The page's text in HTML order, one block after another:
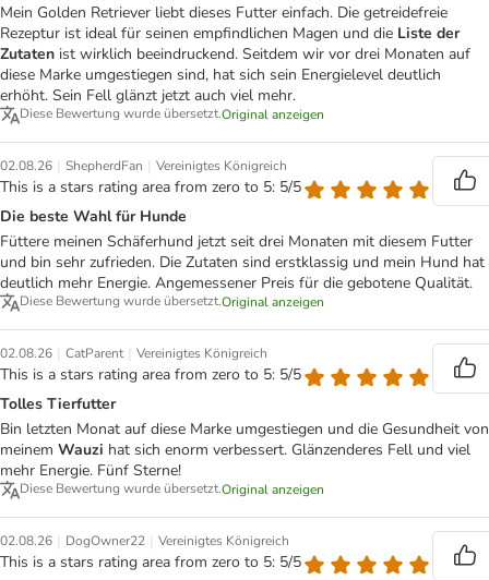
Mein Golden Retriever liebt dieses Futter einfach. Die getreidefreie
Rezeptur ist ideal für seinen empfindlichen Magen und die Liste der
Zutaten ist wirklich beeindruckend. Seitdem wir vor drei Monaten auf
diese Marke umgestiegen sind, hat sich sein Energielevel deutlich
erhöht. Sein Fell glänzt jetzt auch viel mehr.
Diese Bewertung wurde übersetzt.Original anzeigen
02.08.26 | ShepherdFan | Vereinigtes Königreich
This is a stars rating area from zero to 5: 5/5
Die beste Wahl für Hunde
Füttere meinen Schäferhund jetzt seit drei Monaten mit diesem Futter
und bin sehr zufrieden. Die Zutaten sind erstklassig und mein Hund hat
deutlich mehr Energie. Angemessener Preis für die gebotene Qualität.
Diese Bewertung wurde übersetzt.Original anzeigen
02.08.26 | CatParent | Vereinigtes Königreich
This is a stars rating area from zero to 5: 5/5
Tolles Tierfutter
Bin letzten Monat auf diese Marke umgestiegen und die Gesundheit von
meinem Wauzi hat sich enorm verbessert. Glänzenderes Fell und viel
mehr Energie. Fünf Sterne!
Diese Bewertung wurde übersetzt.Original anzeigen
02.08.26 | DogOwner22 | Vereinigtes Königreich
This is a stars rating area from zero to 5: 5/5